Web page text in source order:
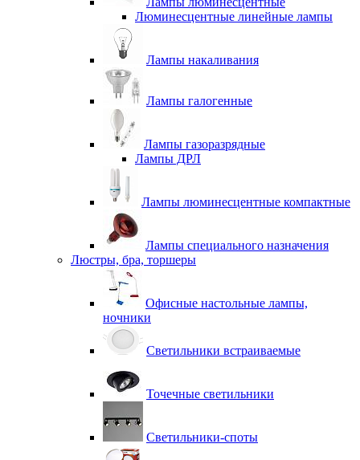
Люминесцентные линейные лампы
Лампы накаливания
Лампы галогенные
Лампы газоразрядные
Лампы ДРЛ
Лампы люминесцентные компактные
Лампы специального назначения
Люстры, бра, торшеры
Офисные настольные лампы,
ночники
Светильники встраиваемые
Точечные светильники
Светильники-споты